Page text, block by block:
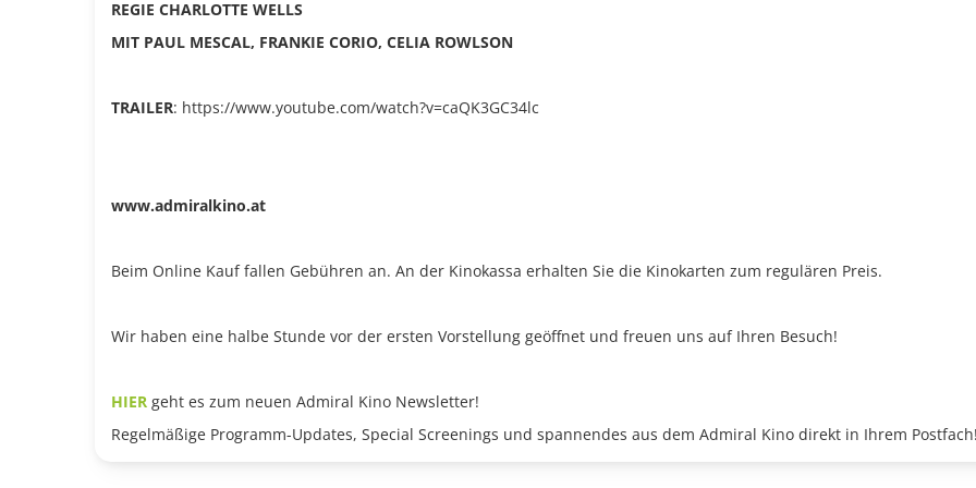
REGIE CHARLOTTE WELLS
MIT PAUL MESCAL, FRANKIE CORIO, CELIA ROWLSON
TRAILER: https://www.youtube.com/watch?v=caQK3GC34lc
www.admiralkino.at
Beim Online Kauf fallen Gebühren an. An der Kinokassa erhalten Sie die Kinokarten zum regulären Preis.
Wir haben eine halbe Stunde vor der ersten Vorstellung geöffnet und freuen uns auf Ihren Besuch!
HIER geht es zum neuen Admiral Kino Newsletter!
Regelmäßige Programm-Updates, Special Screenings und spannendes aus dem Admiral Kino direkt in Ihrem